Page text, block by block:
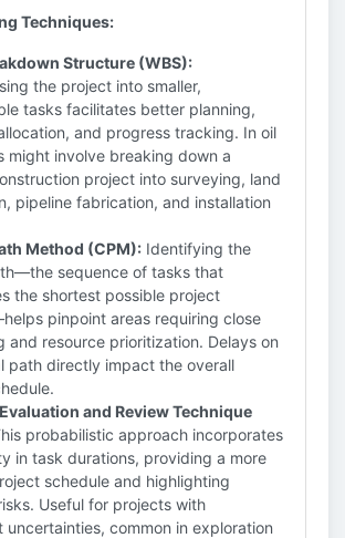
Techniques:
Structure (WBS):
the project into smaller,
tasks facilitates better planning,
and progress tracking. In oil
might involve breaking down a
project into surveying, land
pipeline fabrication, and installation
Method (CPM): Identifying the
sequence of tasks that
the shortest possible project
pinpoint areas requiring close
and resource prioritization. Delays on
path directly impact the overall
and Review Technique
probabilistic approach incorporates
in task durations, providing a more
schedule and highlighting
Useful for projects with
uncertainties, common in exploration